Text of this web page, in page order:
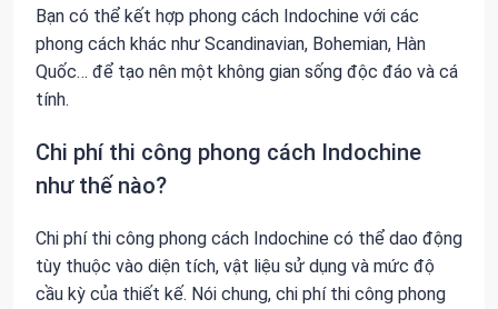
Bạn có thể kết hợp phong cách Indochine với các
phong cách khác như Scandinavian, Bohemian, Hàn
Quốc… để tạo nên một không gian sống độc đáo và cá
tính.
Chi phí thi công phong cách Indochine
như thế nào?
Chi phí thi công phong cách Indochine có thể dao động
tùy thuộc vào diện tích, vật liệu sử dụng và mức độ
cầu kỳ của thiết kế. Nói chung, chi phí thi công phong